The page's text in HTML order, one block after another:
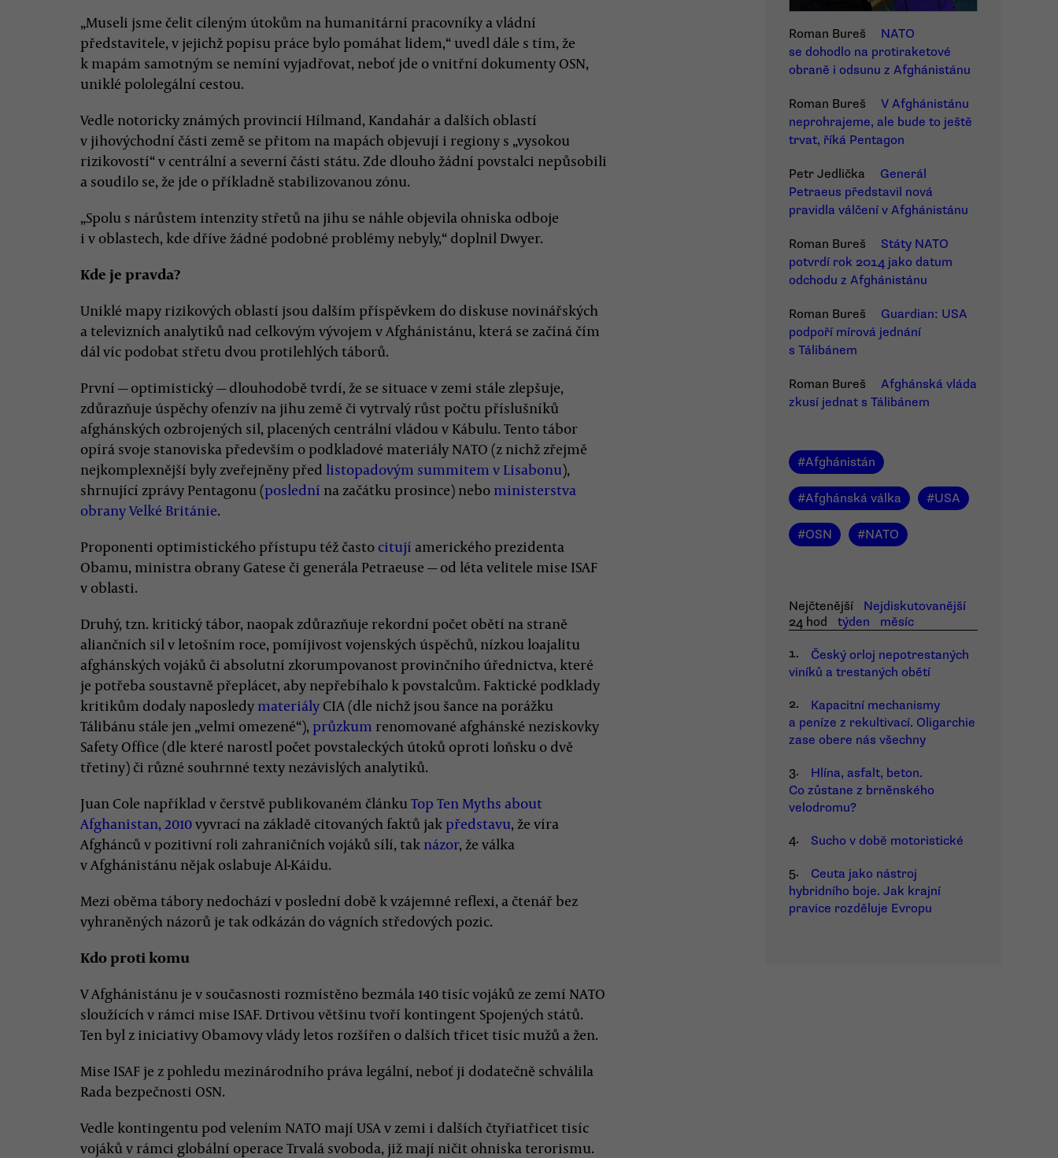
„Museli jsme čelit cíleným útokům na humanitární pracovníky a vládní
představitele, v jejichž popisu práce bylo pomáhat lidem,“ uvedl dále s tím, že
k mapám samotným se nemíní vyjadřovat, neboť jde o vnitřní dokumenty OSN,
uniklé pololegální cestou.
Vedle notoricky známých provincií Hílmand, Kandahár a dalších oblastí
v jihovýchodní části země se přitom na mapách objevují i regiony s „vysokou
rizikovostí“ v centrální a severní části státu. Zde dlouho žádní povstalci nepůsobili
a soudilo se, že jde o příkladně stabilizovanou zónu.
„Spolu s nárůstem intenzity střetů na jihu se náhle objevila ohniska odboje
i v oblastech, kde dříve žádné podobné problémy nebyly,“ doplnil Dwyer.
Kde je pravda?
Uniklé mapy rizikových oblastí jsou dalším příspěvkem do diskuse novinářských
a televizních analytiků nad celkovým vývojem v Afghánistánu, která se začíná čím
dál víc podobat střetu dvou protilehlých táborů.
První — optimistický — dlouhodobě tvrdí, že se situace v zemi stále zlepšuje,
zdůrazňuje úspěchy ofenzív na jihu země či vytrvalý růst počtu příslušníků
afghánských ozbrojených sil, placených centrální vládou v Kábulu. Tento tábor
opírá svoje stanoviska především o podkladové materiály NATO (z nichž zřejmě
nejkomplexnější byly zveřejněny před listopadovým summitem v Lisabonu),
shrnující zprávy Pentagonu (poslední na začátku prosince) nebo ministerstva
obrany Velké Británie.
Proponenti optimistického přístupu též často citují amerického prezidenta
Obamu, ministra obrany Gatese či generála Petraeuse — od léta velitele mise ISAF
v oblasti.
Druhý, tzn. kritický tábor, naopak zdůrazňuje rekordní počet obětí na straně
aliančních sil v letošním roce, pomíjivost vojenských úspěchů, nízkou loajalitu
afghánských vojáků či absolutní zkorumpovanost provinčního úřednictva, které
je potřeba soustavně přeplácet, aby nepřebíhalo k povstalcům. Faktické podklady
kritikům dodaly naposledy materiályCIA (dle nichž jsou šance na porážku
Tálibánu stále jen „velmi omezené“), průzkum renomované afghánské neziskovky
Safety Office (dle které narostl počet povstaleckých útoků oproti loňsku o dvě
třetiny) či různé souhrnné texty nezávislých analytiků.
Juan Cole například v čerstvě publikovaném článku Top Ten Myths about
Afghanistan, 2010vyvrací na základě citovaných faktů jak představu, že víra
Afghánců v pozitivní roli zahraničních vojáků sílí, tak názor, že válka
v Afghánistánu nějak oslabuje Al-Káidu.
Mezi oběma tábory nedochází v poslední době k vzájemné reflexi, a čtenář bez
vyhraněných názorů je tak odkázán do vágních středových pozic.
Kdo proti komu
V Afghánistánu je v současnosti rozmístěno bezmála 140 tisíc vojáků ze zemí NATO
sloužících v rámci mise ISAF. Drtivou většinu tvoří kontingent Spojených států.
Ten byl z iniciativy Obamovy vlády letos rozšířen o dalších třicet tisíc mužů a žen.
Mise ISAF je z pohledu mezinárodního práva legální, neboť ji dodatečně schválila
Rada bezpečnosti OSN.
Vedle kontingentu pod velením NATO mají USA v zemi i dalších čtyřiatřicet tisíc
vojáků v rámci globální operace Trvalá svoboda, již mají ničit ohniska terorismu.
Roman Bureš
NATO
se dohodlo na protiraketové
obraně i odsunu z Afghánistánu
Roman Bureš
V Afghánistánu
neprohrajeme, ale bude to ještě
trvat, říká Pentagon
Petr Jedlička
Generál
Petraeus představil nová
pravidla válčení v Afghánistánu
Roman Bureš
Státy NATO
potvrdí rok 2014 jako datum
odchodu z Afghánistánu
Roman Bureš
Guardian: USA
podpoří mírová jednání
s Tálibánem
Roman Bureš
Afghánská vláda
zkusí jednat s Tálibánem
#Afghánistán
#Afghánská válka #USA
#OSN #NATO
Nejčtenější
Nejdiskutovanější
24 hod
týden
měsíc
1.
Český orloj nepotrestaných
viníků a trestaných obětí
2.
Kapacitní mechanismy
a peníze z rekultivací. Oligarchie
zase obere nás všechny
3.
Hlína, asfalt, beton.
Co zůstane z brněnského
velodromu?
4.
Sucho v době motoristické
5.
Ceuta jako nástroj
hybridního boje. Jak krajní
pravice rozděluje Evropu